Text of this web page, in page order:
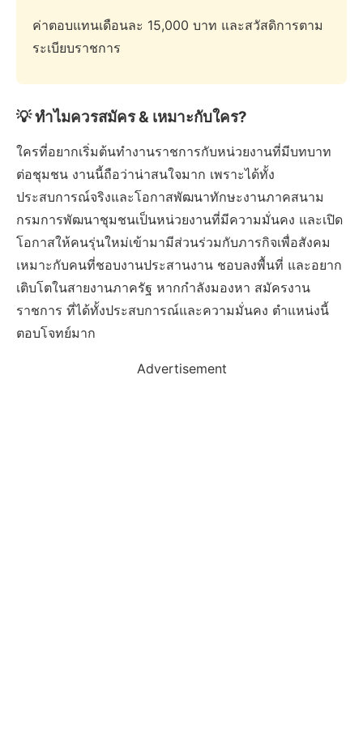
ค่าตอบแทนเดือนละ 15,000 บาท และสวัสดิการตาม
ระเบียบราชการ
💡 ทำไมควรสมัคร & เหมาะกับใคร?
ใครที่อยากเริ่มต้นทำงานราชการกับหน่วยงานที่มีบทบาท
ต่อชุมชน งานนี้ถือว่าน่าสนใจมาก เพราะได้ทั้ง
ประสบการณ์จริงและโอกาสพัฒนาทักษะงานภาคสนาม
กรมการพัฒนาชุมชนเป็นหน่วยงานที่มีความมั่นคง และเปิด
โอกาสให้คนรุ่นใหม่เข้ามามีส่วนร่วมกับภารกิจเพื่อสังคม
เหมาะกับคนที่ชอบงานประสานงาน ชอบลงพื้นที่ และอยาก
เติบโตในสายงานภาครัฐ หากกำลังมองหา สมัครงาน
ราชการ ที่ได้ทั้งประสบการณ์และความมั่นคง ตำแหน่งนี้
ตอบโจทย์มาก
Advertisement